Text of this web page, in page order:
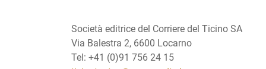
Società editrice del Corriere del Ticino SA
Via Balestra 2, 6600 Locarno
Tel: +41 (0)91 756 24 15